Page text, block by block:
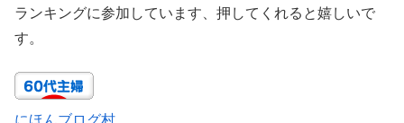
ランキングに参加しています、押してくれると嬉しいで
す。
にほんブログ村